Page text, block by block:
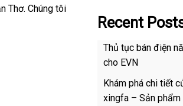
Thơ. Chúng tôi
Recent
Thủ tục bán điện
cho EVN
Khám phá chi tiết
xingfa – Sản